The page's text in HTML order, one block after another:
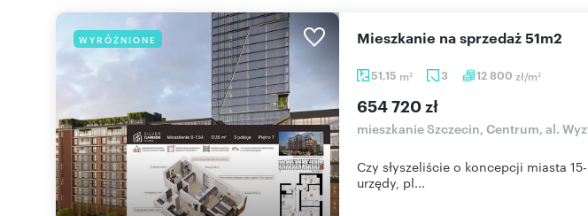
WYRÓŻNIONE
51,15 m2 3 12 800 zł/m2
mieszkanie na sprzedaż 51m2
654 720 zł
mieszkanie Szczecin, Centrum, al.
Czy słyszeliście o koncepcji miasta
urzędy, pl...